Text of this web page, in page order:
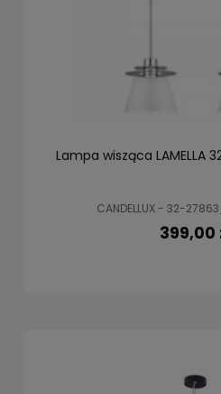
Lampa wisząca LAMELLA
CANDELLUX - 32-
399,00